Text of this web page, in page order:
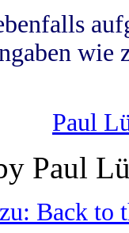
wie
Paul
Paul
Back to